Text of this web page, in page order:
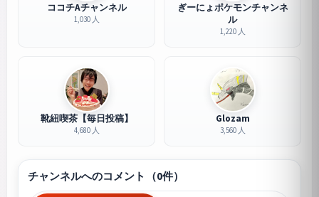
ココチAチャンネル
1,030 人
ぎーにょポケモンチャンネ
ル
1,220 人
靴紐喫茶【毎日投稿】
4,680 人
Glozam
3,560 人
チャンネルへのコメント（0件）